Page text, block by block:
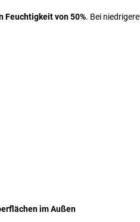
Feuchtigkeit von 50%. Bei
im Außen